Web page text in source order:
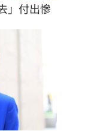
」付出慘